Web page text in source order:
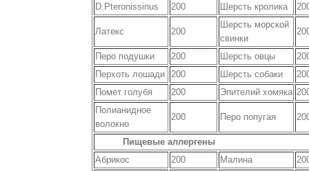
D.Pteronissinus
200 Шерсть кролика
Латекс 200
Шерсть морской
свинки
Перо подушки 200 Шерсть овцы
Перхоть лошади
200 Шерсть собаки
Помет голубя
200 Эпителий хомяка
Полианидное
волокно
200 Перо попугая
Пищевые аллергены
Абрикос
200 Малина